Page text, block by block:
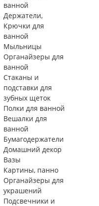
ванной
Держатели,
Крючки для
ванной
Мыльницы
Органайзеры для
ванной
Стаканы и
подставки для
зубных щеток
Полки для ванной
Вешалки для
ванной
Бумагодержатели
Домашний декор
Вазы
Картины, панно
Органайзеры для
украшений
Подсвечники и